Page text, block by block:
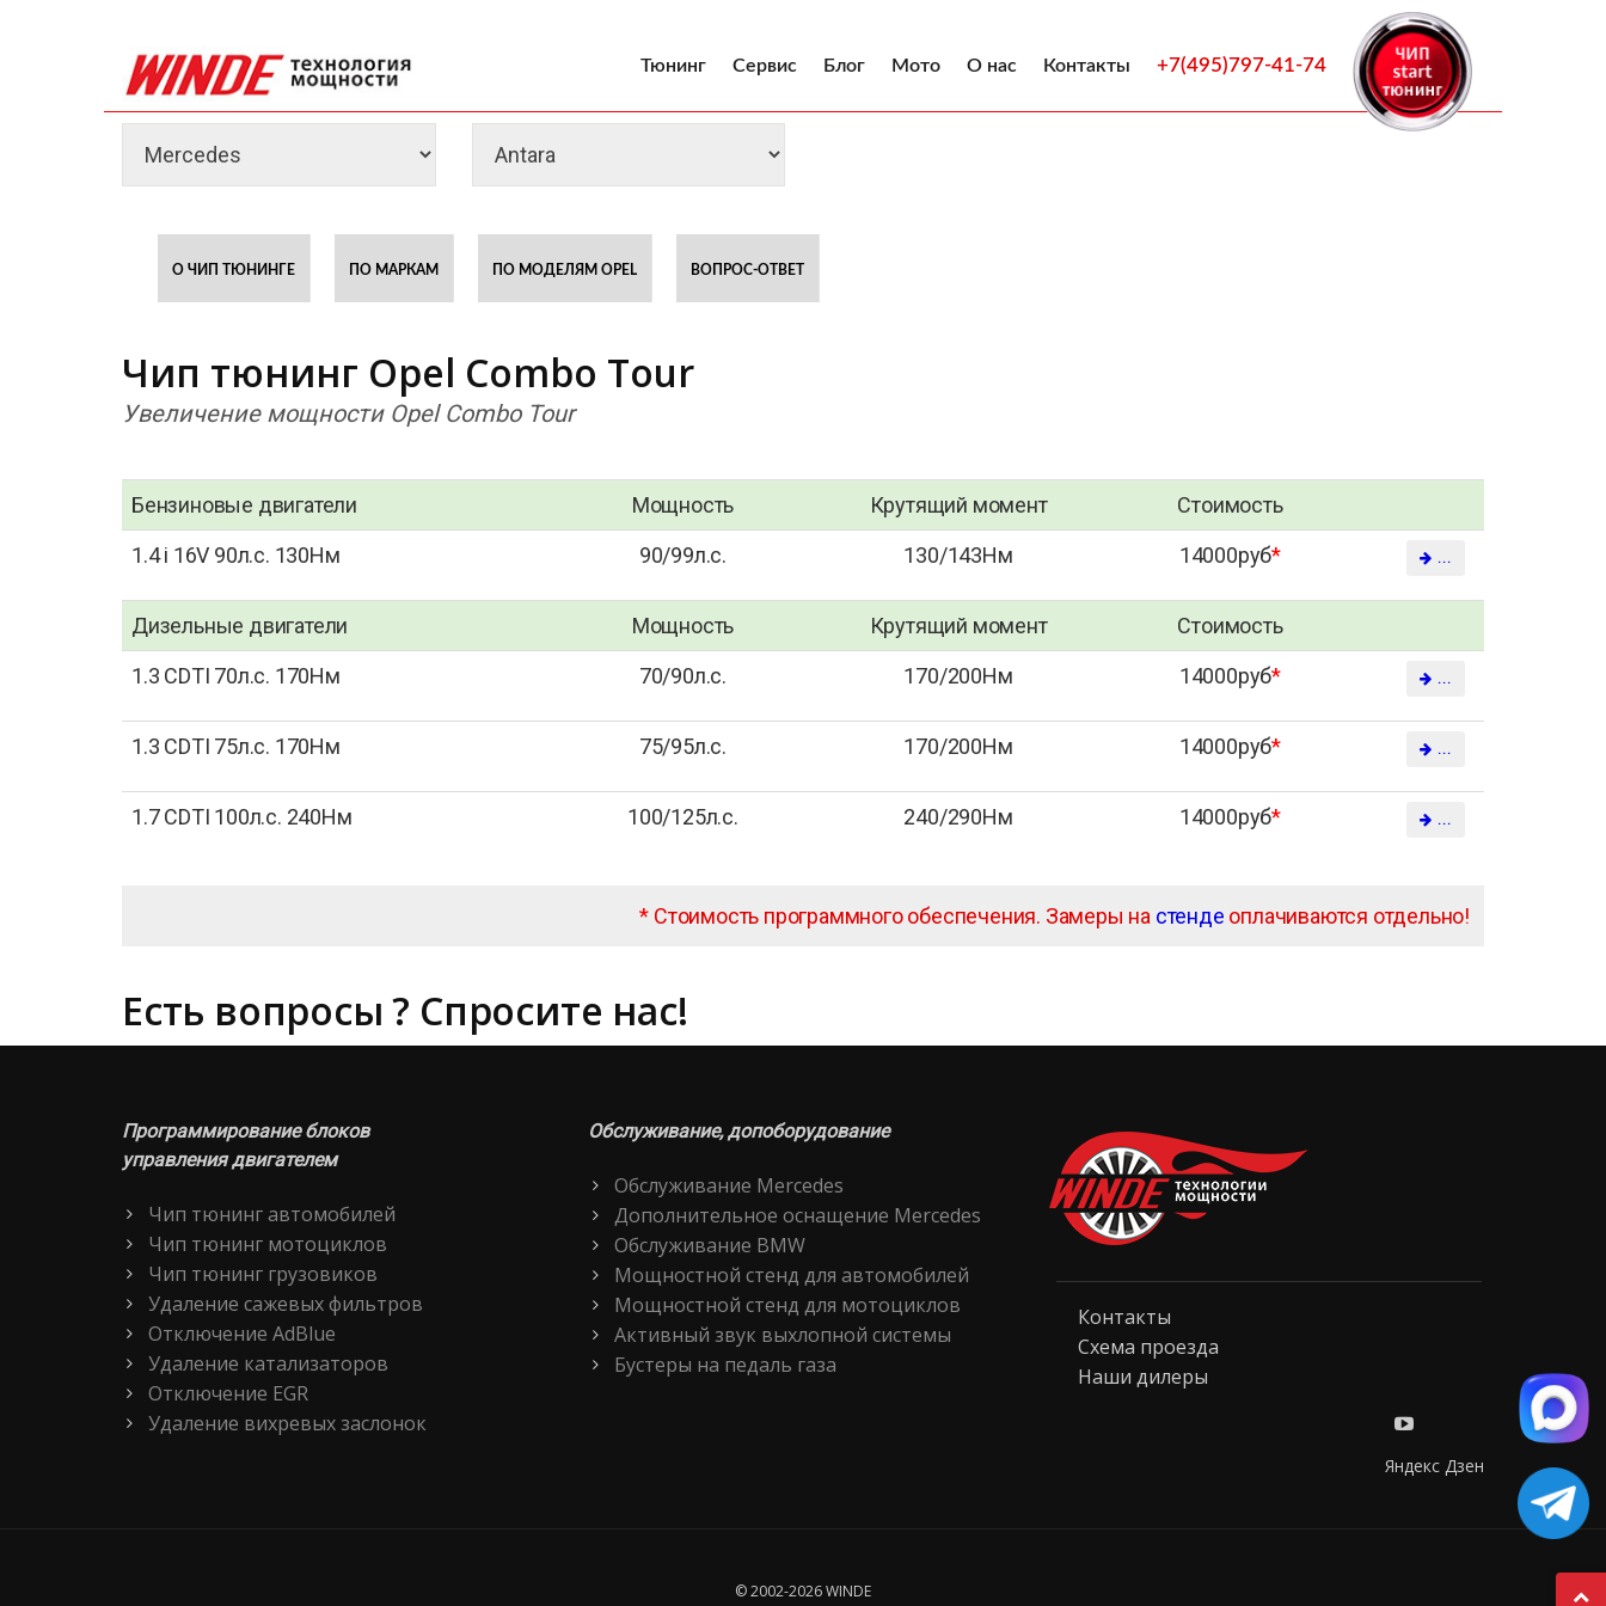
Тюнинг Сервис Блог Мото О нас Контакты +7(495)797-41-74
О ЧИП ТЮНИНГЕ ПО МАРКАМ ПО МОДЕЛЯМ OPEL ВОПРОС-ОТВЕТ
Чип тюнинг Opel Combo Tour
Увеличение мощности Opel Combo Tour
Бензиновые двигатели Мощность Крутящий момент
Стоимость
1.4 i 16V 90л.с. 130Нм
90/99л.с. 130/143Нм 14000руб* ...
Дизельные двигатели Мощность Крутящий момент
Стоимость
1.3 CDTI 70л.с. 170Нм
70/90л.с. 170/200Нм 14000руб* ...
1.3 CDTI 75л.с. 170Нм 75/95л.с. 170/200Нм 14000руб* ...
1.7 CDTI 100л.с. 240Нм 100/125л.с. 240/290Нм 14000руб* ...
* Стоимость программного обеспечения. Замеры на стенде оплачиваются отдельно!
Есть вопросы ? Спросите нас!
Программирование блоков
управления двигателем
Чип тюнинг автомобилей
Чип тюнинг мотоциклов
Чип тюнинг грузовиков
Удаление сажевых фильтров
Отключение AdBlue
Удаление катализаторов
Отключение EGR
Удаление вихревых заслонок
Обслуживание, допоборудование
Обслуживание Mercedes
Дополнительное оснащение Mercedes
Обслуживание BMW
Мощностной стенд для автомобилей
Мощностной стенд для мотоциклов
Активный звук выхлопной системы
Бустеры на педаль газа
Контакты
Схема проезда
Наши дилеры
Яндекс Дзен
© 2002-2026 WINDE